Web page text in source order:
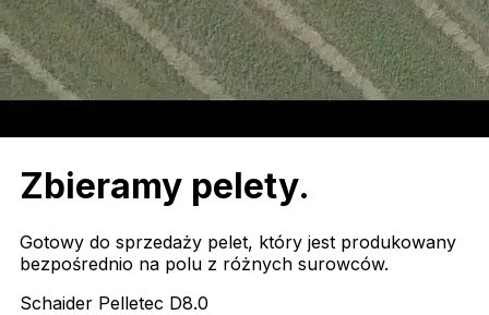
Zbieramy pelety.
Gotowy do sprzedaży pelet, który jest produkowany
bezpośrednio na polu z różnych surowców.
Schaider Pelletec D8.0